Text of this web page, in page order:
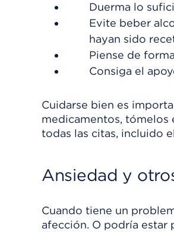
Duerma lo
Evite beber
hayan sido
Piense de
Consiga el
Cuidarse bien es
medicamentos, tómelos
todas las citas, incluido
Ansiedad y
Cuando tiene un
afección. O podría estar